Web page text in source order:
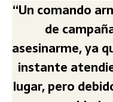
“Un comando
de
asesinarme, ya
instante
lugar, pero